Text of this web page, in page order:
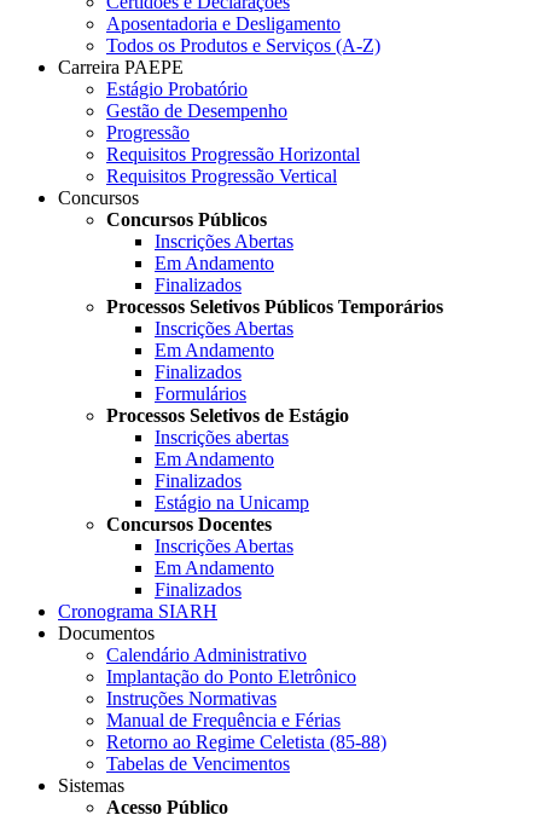
Aposentadoria e Desligamento
Todos os Produtos e Serviços (A-Z)
Carreira PAEPE
Estágio Probatório
Gestão de Desempenho
Progressão
Requisitos Progressão Horizontal
Requisitos Progressão Vertical
Concursos
Concursos Públicos
Inscrições Abertas
Em Andamento
Finalizados
Processos Seletivos Públicos Temporários
Inscrições Abertas
Em Andamento
Finalizados
Formulários
Processos Seletivos de Estágio
Inscrições abertas
Em Andamento
Finalizados
Estágio na Unicamp
Concursos Docentes
Inscrições Abertas
Em Andamento
Finalizados
Cronograma SIARH
Documentos
Calendário Administrativo
Implantação do Ponto Eletrônico
Instruções Normativas
Manual de Frequência e Férias
Retorno ao Regime Celetista (85-88)
Tabelas de Vencimentos
Sistemas
Acesso Público